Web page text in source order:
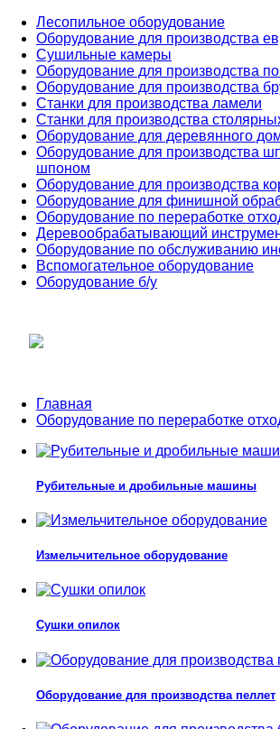
Лесопильное оборудование
Оборудование для производства
Сушильные камеры
Оборудование для производства
Оборудование для производства
Станки для производства ламели
Станки для производства
Оборудование для деревянного
Оборудование для производства
шпоном
Оборудование для производства
Оборудование для финишной
Оборудование по переработке
Деревообрабатывающий
Оборудование по обслуживанию
Вспомогательное оборудование
Оборудование б/у
Главная
Оборудование по переработке
Рубительные и дробильные машины
Измельчительное оборудование
Сушки опилок
Оборудование для производства пеллет